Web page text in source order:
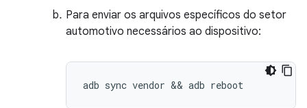
Para enviar os arquivos específicos do setor
automotivo necessários ao dispositivo:
adb sync vendor && adb reboot